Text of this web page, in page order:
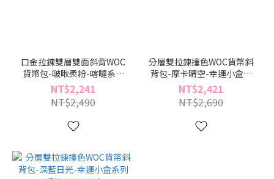
口金拉鍊雙層雙面斜背WOC
貨幣包-啵啾柔粉-喀噠系列
(BX96533-09)
NT$2,241
NT$2,490
分層雙拉鍊撞色WOC貨幣斜
背包-摩卡晴空-幸運小盒系
列(BX96522-74)
NT$2,421
NT$2,690